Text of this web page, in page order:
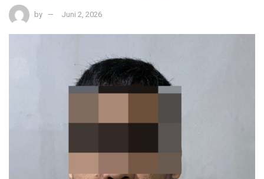
by Juni 2, 2026